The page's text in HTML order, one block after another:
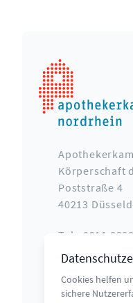
Körperschaft
Poststraße 4
40213
Tel.: 0211
Fax: 0211
info@aknr.de
Cookies helfen
sichere